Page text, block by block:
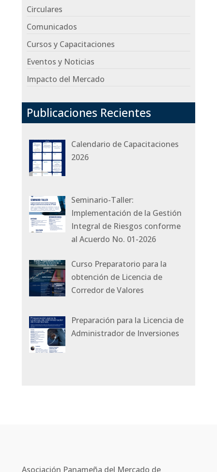
Circulares
Comunicados
Cursos y Capacitaciones
Eventos y Noticias
Impacto del Mercado
Publicaciones Recientes
Calendario de Capacitaciones
2026
Seminario-Taller:
Implementación de la Gestión
Integral de Riesgos conforme
al Acuerdo No. 01-2026
Curso Preparatorio para la
obtención de Licencia de
Corredor de Valores
Preparación para la Licencia de
Administrador de Inversiones
Asociación Panameña del Mercado de